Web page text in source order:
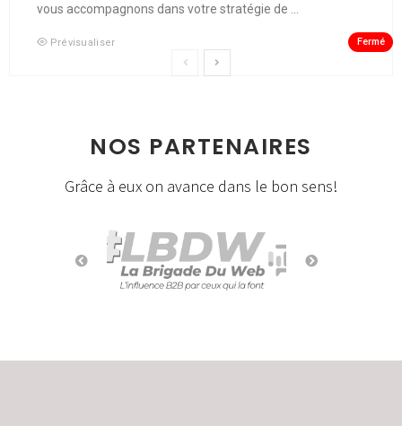
vous accompagnons dans votre stratégie de ...
Prévisualiser Fermé
NOS PARTENAIRES
Grâce à eux on avance dans le bon sens!